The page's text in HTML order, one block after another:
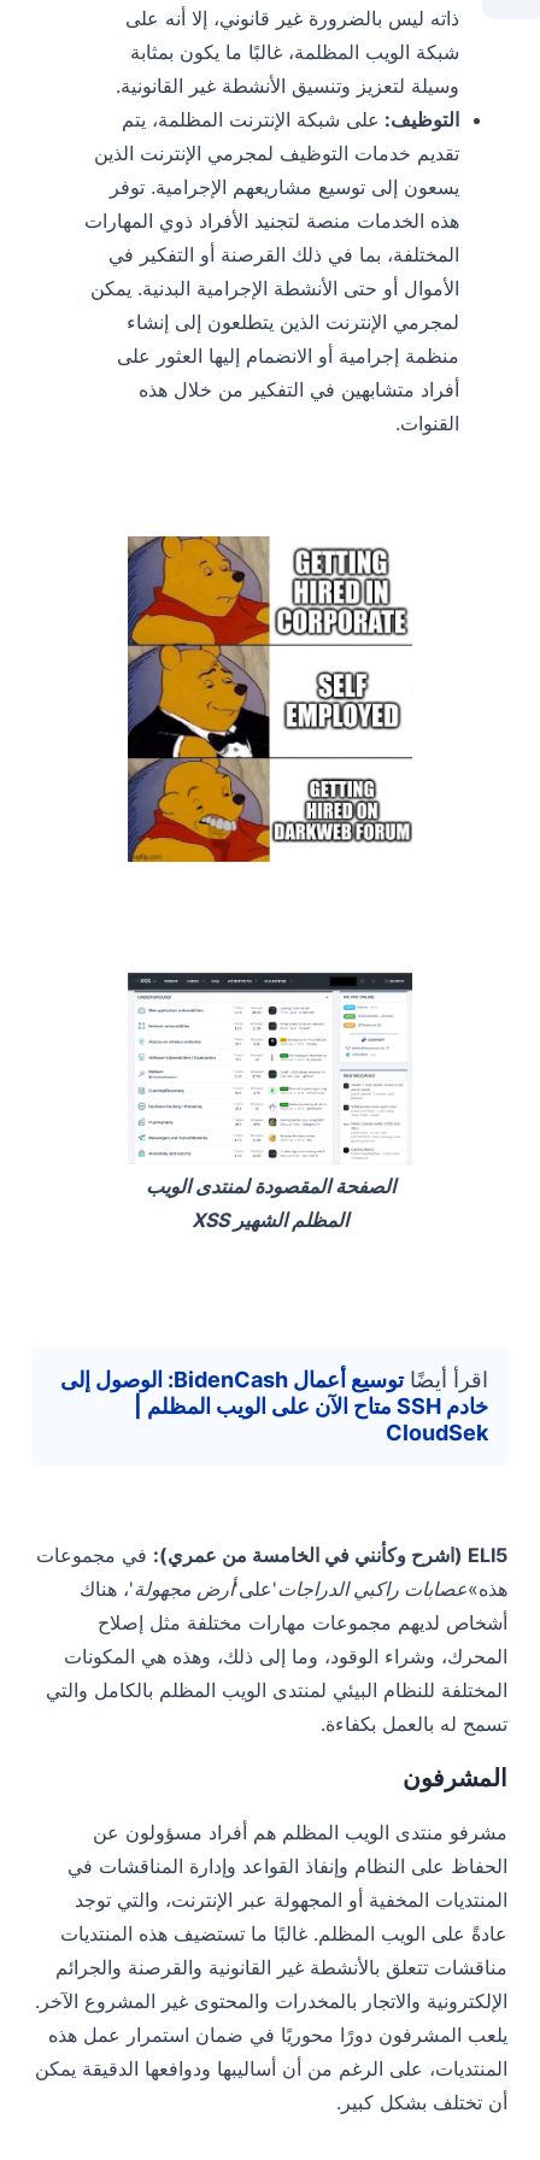
ذاته ليس بالضرورة غير قانوني، إلا أنه على
شبكة الويب المظلمة، غالبًا ما يكون بمثابة
وسيلة لتعزيز وتنسيق الأنشطة غير القانونية.
التوظيف: على شبكة الإنترنت المظلمة، يتم
تقديم خدمات التوظيف لمجرمي الإنترنت الذين
يسعون إلى توسيع مشاريعهم الإجرامية. توفر
هذه الخدمات منصة لتجنيد الأفراد ذوي المهارات
المختلفة، بما في ذلك القرصنة أو التفكير في
الأموال أو حتى الأنشطة الإجرامية البدنية. يمكن
لمجرمي الإنترنت الذين يتطلعون إلى إنشاء
منظمة إجرامية أو الانضمام إليها العثور على
أفراد متشابهين في التفكير من خلال هذه
القنوات.
الصفحة المقصودة لمنتدى الويب
المظلم الشهير XSS
اقرأ أيضًا
توسيع أعمال BidenCash: الوصول إلى
خادم SSH متاح الآن على الويب المظلم |
CloudSek
ELI5 (اشرح وكأنني في الخامسة من عمري):
في مجموعات
هذه»عصابات راكبي الدراجات'على'أرض مجهولة'، هناك
أشخاص لديهم مجموعات مهارات مختلفة مثل إصلاح
المحرك، وشراء الوقود، وما إلى ذلك، وهذه هي المكونات
المختلفة للنظام البيئي لمنتدى الويب المظلم بالكامل والتي
تسمح له بالعمل بكفاءة.
المشرفون
مشرفو منتدى الويب المظلم هم أفراد مسؤولون عن
الحفاظ على النظام وإنفاذ القواعد وإدارة المناقشات في
المنتديات المخفية أو المجهولة عبر الإنترنت، والتي توجد
عادةً على الويب المظلم. غالبًا ما تستضيف هذه المنتديات
مناقشات تتعلق بالأنشطة غير القانونية والقرصنة والجرائم
الإلكترونية والاتجار بالمخدرات والمحتوى غير المشروع الآخر.
يلعب المشرفون دورًا محوريًا في ضمان استمرار عمل هذه
المنتديات، على الرغم من أن أساليبها ودوافعها الدقيقة يمكن
أن تختلف بشكل كبير.